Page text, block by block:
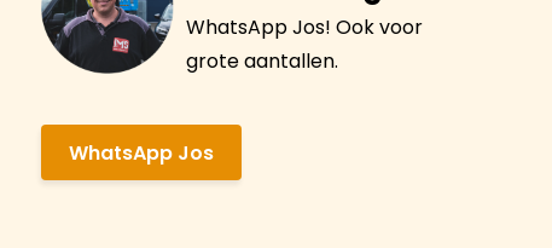
WhatsApp Jos! Ook voor
grote aantallen.
WhatsApp Jos